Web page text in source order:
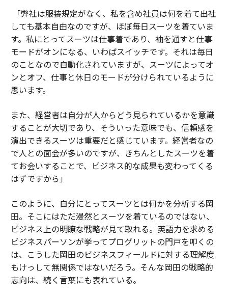
「弊社は服装規定がなく、私を含め社員は何を着て出社
しても基本自由なのですが、ほぼ毎日スーツを着ていま
す。私にとってスーツは仕事着であり、袖を通すと仕事
モードがオンになる、いわばスイッチです。それは毎日
のことなので自動化されていますが、スーツによってオ
ンとオフ、仕事と休日のモードが分けられているように
思います。
また、経営者は自分が人からどう見られているかを意識
することが大切であり、そういった意味でも、信頼感を
演出できるスーツは重要だと感じています。経営者なの
で人との面会が多いのですが、きちんとしたスーツを着
てお会いすることで、ビジネス的な成果も変わってくる
はずですから」
このように、自分にとってスーツとは何かを分析する岡
田。そこにはただ漫然とスーツを着ているのではない、
ビジネス上の明瞭な戦略が見て取れる。英語力を求める
ビジネスパーソンが挙ってプログリットの門戸を叩くの
は、こうした岡田のビジネスフィールドに対する理解度
もけっして無関係ではないだろう。そんな岡田の戦略的
志向は、続く言葉にも表れている。